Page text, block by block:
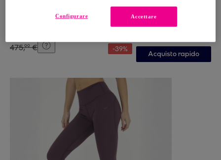
Tapis roulant elettrico 1100w 1,5hp fitness richiudibile
con speakers e mp3
475,99 € -39%
Acquisto rapido
Accettare
Configurare